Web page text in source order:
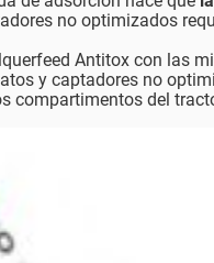
no optimizados
Antitox con las
y captadores no
compartimentos del